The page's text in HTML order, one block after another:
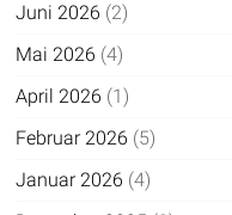
Juni 2026 (2)
Mai 2026 (4)
April 2026 (1)
Februar 2026 (5)
Januar 2026 (4)